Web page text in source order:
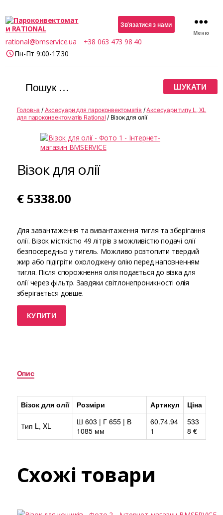
Пароконвектомати
RATIONAL
Зв’язатися з нами
rational@bmservice.ua
+38 063 473 98 40
Пн-Пт 9:00-17:30
Меню
Шукати:
Головна / Аксесуари для пароконвектоматів /Аксесуари типу L, XL
для пароконвектоматів Rational / Візок для олії
Візок для олії
€ 5338.00
Для завантаження та вивантаження тигля та зберігання
олії. Візок місткістю 49 літрів з можливістю подачі олії
безпосередньо у тигель. Можливо розтопити твердий
жир або підігріти охолоджену олію перед наповненням
тигля. Після спорожнення олія подається до візка для
олії через фільтр. Завдяки світлонепроникності олія
зберігається довше.
КУПИТИ
Опис
Візок для олії Розміри Артикул Ціна
Тип L, XL
Ш 603 | Г 655 | В
1085 мм
60.74.94
1
533
8 €
Схожі товари